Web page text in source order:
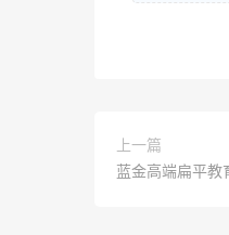
上一篇
蓝金高端扁平教